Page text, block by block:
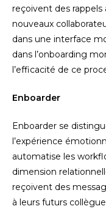
reçoivent des
nouveaux
dans une interface
dans l’onboarding
l’efficacité de ce
Enboarder
Enboarder se
l’expérience
automatise les
dimension
reçoivent des
à leurs futurs